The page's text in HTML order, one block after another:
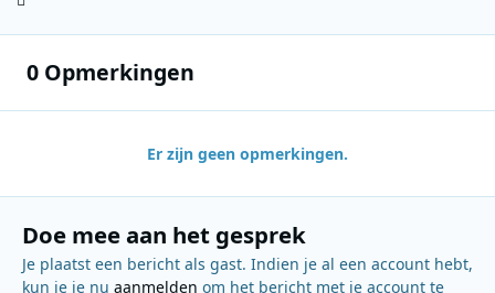
0 Opmerkingen
Er zijn geen opmerkingen.
Doe mee aan het gesprek
Je plaatst een bericht als gast. Indien je al een account hebt,
kun je je nu aanmelden om het bericht met je account te